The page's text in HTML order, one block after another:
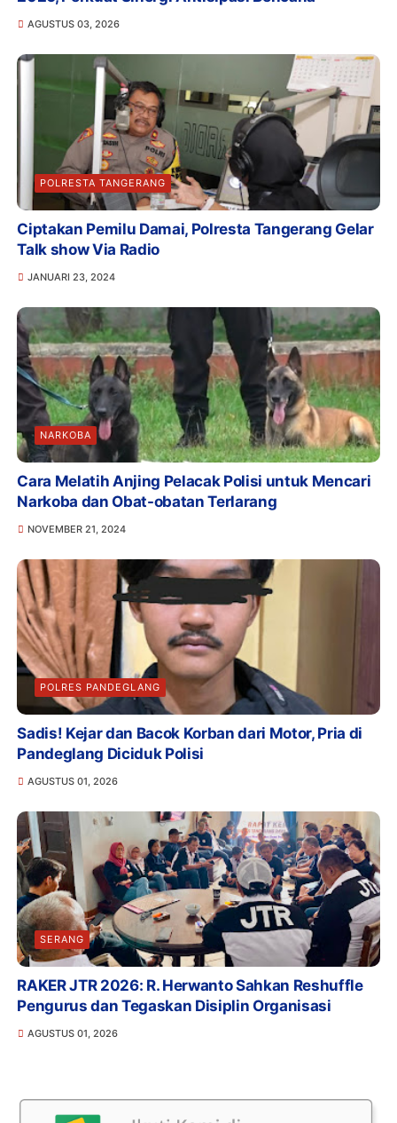
AGUSTUS 03, 2026
POLRESTA TANGERANG
Ciptakan Pemilu Damai, Polresta Tangerang Gelar
Talk show Via Radio
JANUARI 23, 2024
NARKOBA
Cara Melatih Anjing Pelacak Polisi untuk Mencari
Narkoba dan Obat-obatan Terlarang
NOVEMBER 21, 2024
POLRES PANDEGLANG
Sadis! Kejar dan Bacok Korban dari Motor, Pria di
Pandeglang Diciduk Polisi
AGUSTUS 01, 2026
SERANG
RAKER JTR 2026: R. Herwanto Sahkan Reshuffle
Pengurus dan Tegaskan Disiplin Organisasi
AGUSTUS 01, 2026